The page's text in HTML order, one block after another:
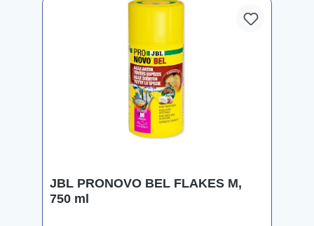
JBL PRONOVO BEL FLAKES M,
750 ml